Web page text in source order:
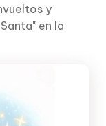
y
en la